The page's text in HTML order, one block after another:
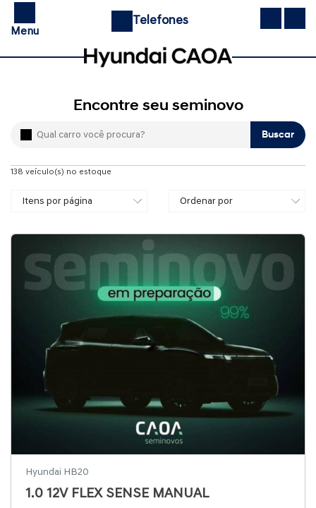
Menu
Telefones
Encontre seu seminovo
Buscar
138 veículo(s) no estoque
Hyundai HB20
1.0 12V FLEX SENSE MANUAL